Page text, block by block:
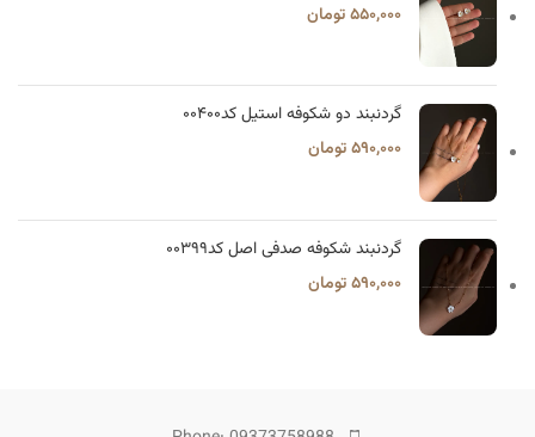
۵۵۰,۰۰۰تومان
گردنبند دو شکوفه استیل کد۰۰۴۰۰
۵۹۰,۰۰۰تومان
گردنبند شکوفه صدفی اصل کد۰۰۳۹۹
۵۹۰,۰۰۰تومان